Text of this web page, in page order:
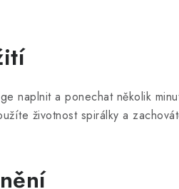
naplnit a ponechat několik
životnost spirálky a